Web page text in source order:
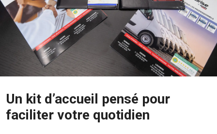
Un kit d’accueil pensé pour
faciliter votre quotidien